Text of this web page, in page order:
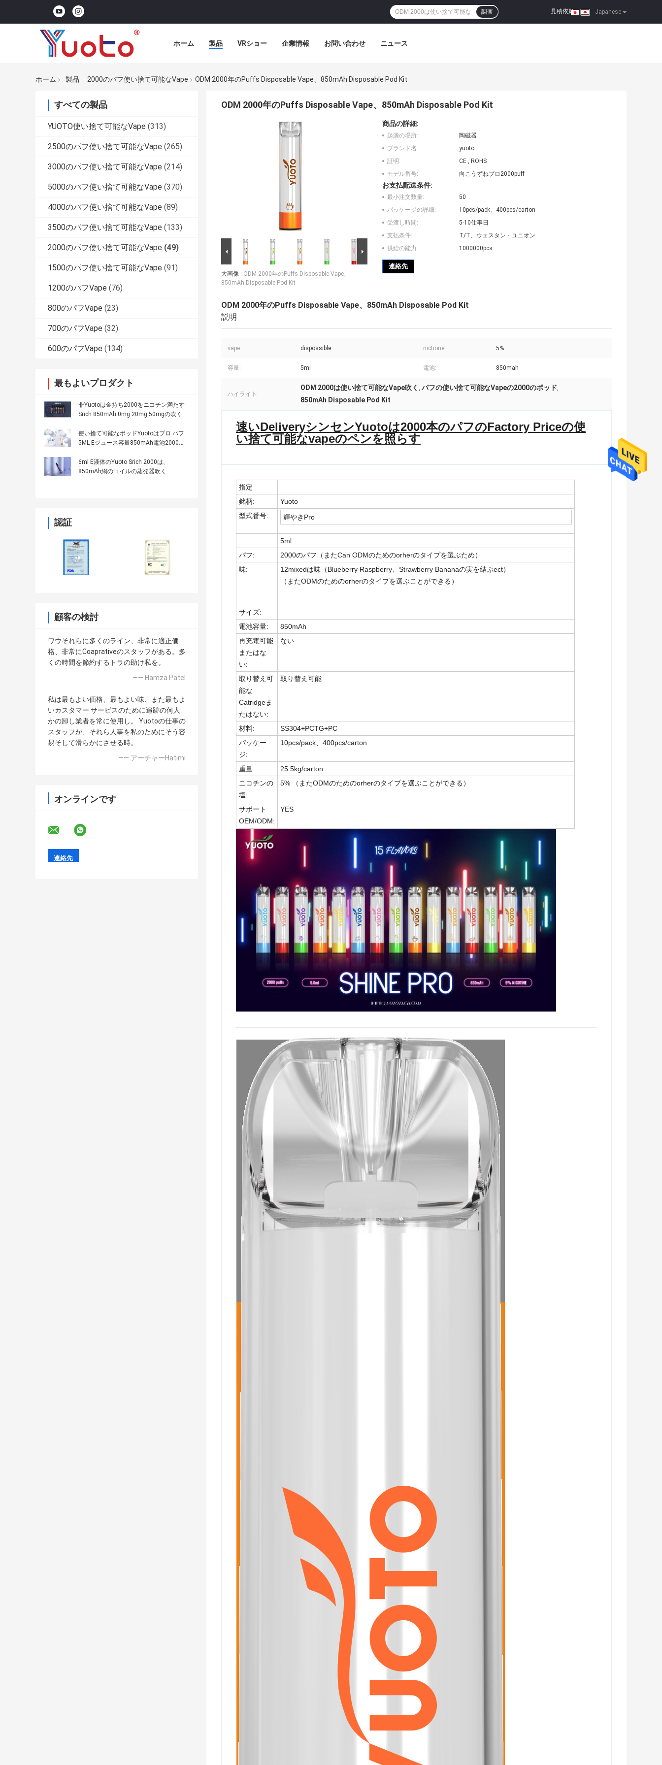
Japanese
見積依頼 |
調査
ホーム 製品 VRショー 企業情報 お問い合わせ ニュース
ホーム 製品 2000のパフ使い捨て可能なVape ODM 2000年のPuffs Disposable Vape、850mAh Disposable Pod Kit
すべての製品
YUOTO使い捨て可能なVape (313)
2500のパフ使い捨て可能なVape (265)
3000のパフ使い捨て可能なVape (214)
5000のパフ使い捨て可能なVape (370)
4000のパフ使い捨て可能なVape (89)
3500のパフ使い捨て可能なVape (133)
2000のパフ使い捨て可能なVape (49)
1500のパフ使い捨て可能なVape (91)
1200のパフVape (76)
800のパフVape (23)
700のパフVape (32)
600のパフVape (134)
最もよいプロダクト
非Yuotoは金持ち2000をニコチン満たす
Srich 850mAh 0mg 20mg 50mgの吹く
使い捨て可能なポッドYuotoはプロ パフ
5ML Eジュース容量850mAh電池2000照
6ml E液体のYuoto Srich 2000は、
850mAh網のコイルの蒸発器吹く
認証
顧客の検討
ワウそれらに多くのライン、非常に適正価
格、非常にCoaprativeのスタッフがある。多
くの時間を節約するトラの助け私を。
—— Hamza Patel
私は最もよい価格、最もよい味、また最もよ
いカスタマー サービスのために追跡の何人
かの卸し業者を常に使用し。 Yuotoの仕事の
スタッフが、それら人事を私のためにそう容
易そして滑らかにさせる時。
—— アーチャーHatimi
オンラインです
ODM 2000年のPuffs Disposable Vape、850mAh Disposable Pod Kit
大画像 : ODM 2000年のPuffs Disposable Vape、
850mAh Disposable Pod Kit
商品の詳細:
起源の場所:
陶磁器
ブランド名:
yuoto
証明:
CE , ROHS
モデル番号:
向こうずねプロ2000puff
お支払配送条件:
最小注文数量:
50
パッケージの詳細:
10pcs/pack、400pcs/carton
受渡し時間:
5-10仕事日
支払条件:
T/T、ウェスタン・ユニオン
供給の能力:
1000000pcs
連絡先
ODM 2000年のPuffs Disposable Vape、850mAh Disposable Pod Kit
説明
vape: dispossible nictione: 5%
容量: 5ml 電池: 850mah
ハイライト:
ODM 2000は使い捨て可能なVape吹く , パフの使い捨て可能なVapeの2000のポッド,
850mAh Disposable Pod Kit
速いDeliveryシンセンYuotoは2000本のパフのFactory Priceの使
い捨て可能なvapeのペンを照らす
指定
銘柄:
Yuoto
型式番号:
輝やきPro
5ml
パフ:
2000のパフ（またCan ODMのためのorherのタイプを選ぶため）
味:
12mixedは味（Blueberry Raspberry、Strawberry Bananaの実を結ぶect）
（またODMのためのorherのタイプを選ぶことができる）
サイズ:
電池容量:
850mAh
再充電可能
またはな
い:
ない
取り替え可
能な
Catridgeま
たはない:
取り替え可能
材料:
SS304+PCTG+PC
パッケー
ジ:
10pcs/pack、400pcs/carton
重量:
25.5kg/carton
ニコチンの
塩:
5% （またODMのためのorherのタイプを選ぶことができる）
サポート
OEM/ODM:
YES